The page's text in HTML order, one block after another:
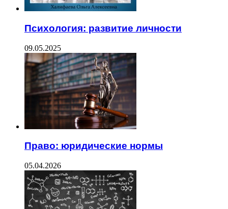
Психология: развитие личности
09.05.2025
Право: юридические нормы
05.04.2026